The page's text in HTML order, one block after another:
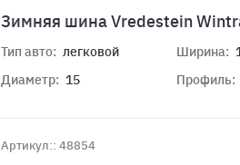
Зимняя шина Vredestein
Тип авто: легковой
Диаметр: 15
Ширина:
Профиль:
Артикул:: 48854